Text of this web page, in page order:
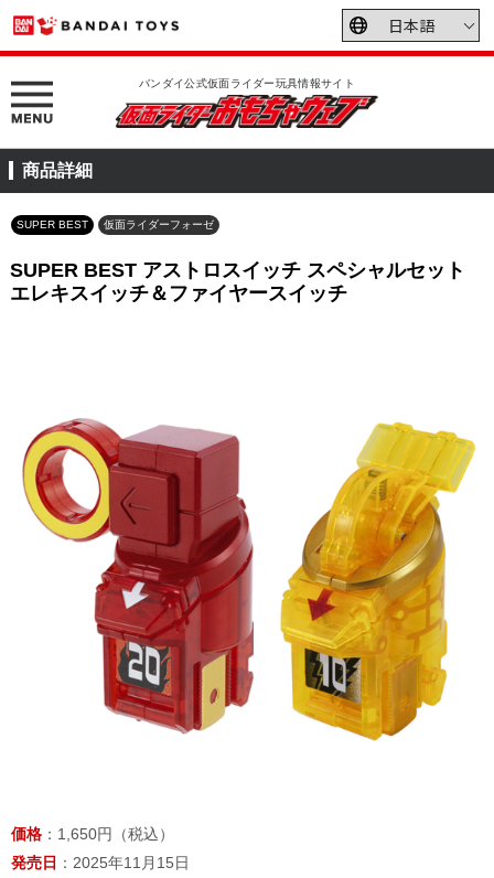
バンダイ公式仮面ライダー玩具情報サイト
商品詳細
SUPER BEST 仮面ライダーフォーゼ
SUPER BEST アストロスイッチ スペシャルセット
エレキスイッチ＆ファイヤースイッチ
価格 ：1,650円（税込）
発売日 ：2025年11月15日